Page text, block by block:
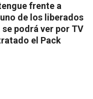
frente a
de los liberados
se podrá ver por TV
el Pack